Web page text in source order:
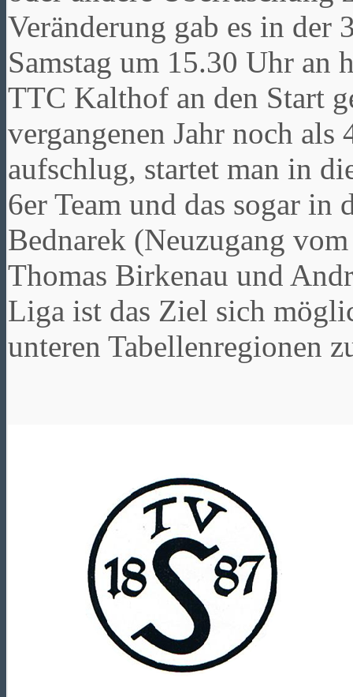
Veränderung gab es in der
Samstag um 15.30 Uhr an
TTC Kalthof an den Start
vergangenen Jahr noch als
aufschlug, startet man in
6er Team und das sogar
Bednarek (Neuzugang
Thomas Birkenau und
Liga ist das Ziel sich
unteren Tabellenregionen